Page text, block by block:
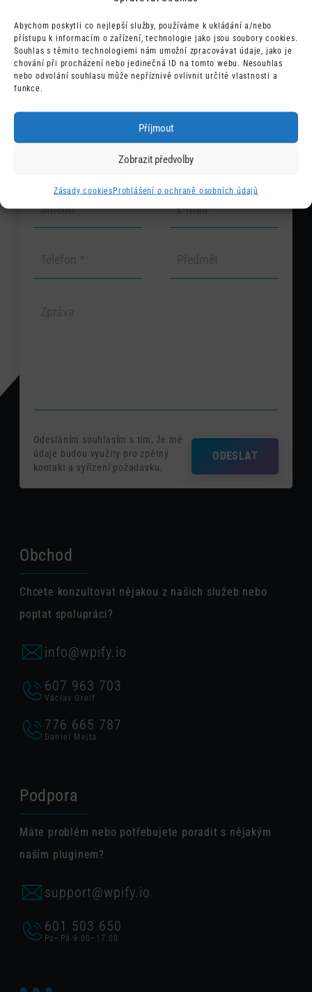
Abychom poskytli co nejlepší služby, používáme k ukládání a/nebo
přístupu k informacím o zařízení, technologie jako jsou soubory cookies.
Souhlas s těmito technologiemi nám umožní zpracovávat údaje, jako je
chování při procházení nebo jedinečná ID na tomto webu. Nesouhlas
nebo odvolání souhlasu může nepříznivě ovlivnit určité vlastnosti a
funkce.
Příjmout
Zobrazit předvolby
Zásady cookiesProhlášení o ochraně osobních údajů
doručení vztahuje. Termín doručení se tak zobrazí v
tabulce pro konkrétní metody dopravy.
Zavolejte nebo
napište
Odesláním souhlasím s tím, že mé
údaje budou využity pro zpětný
kontakt a vyřízení požadavku.
ODESLAT
Obchod
Chcete konzultovat nějakou z našich služeb nebo
poptat spolupráci?
info@wpify.io
607 963 703
Václav Greif
776 665 787
Daniel Mejta
Podpora
Máte problém nebo potřebujete poradit s nějakým
naším pluginem?
support@wpify.io
601 503 650
Po–Pá 9:00–17:00